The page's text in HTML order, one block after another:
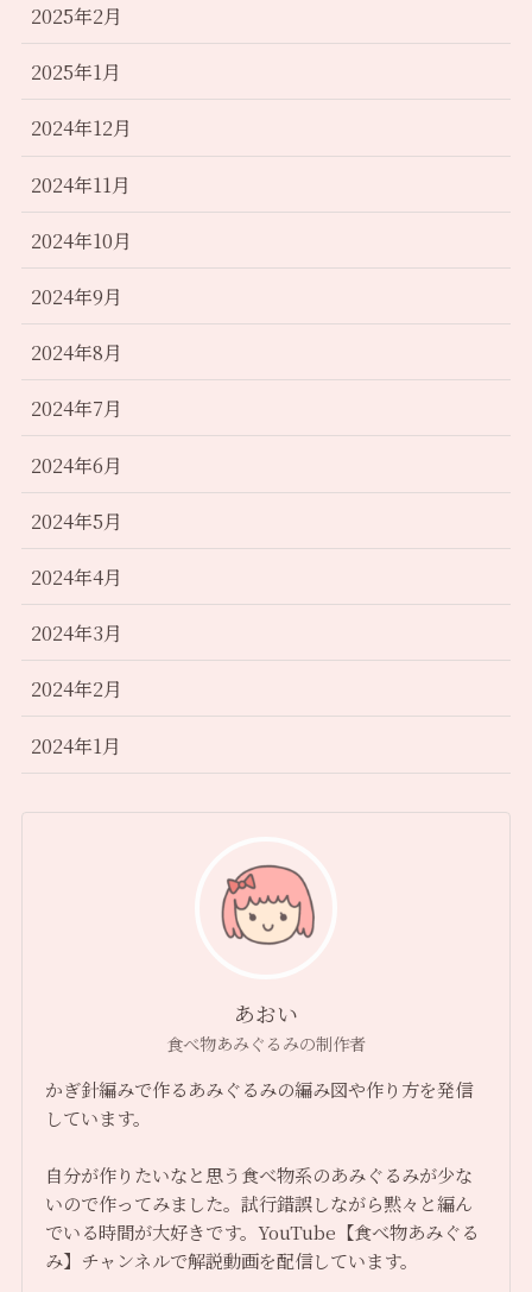
2025年2月
2025年1月
2024年12月
2024年11月
2024年10月
2024年9月
2024年8月
2024年7月
2024年6月
2024年5月
2024年4月
2024年3月
2024年2月
2024年1月
あおい
食べ物あみぐるみの制作者
かぎ針編みで作るあみぐるみの編み図や作り方を発信
しています。
自分が作りたいなと思う食べ物系のあみぐるみが少な
いので作ってみました。試行錯誤しながら黙々と編ん
でいる時間が大好きです。YouTube【食べ物あみぐる
み】チャンネルで解説動画を配信しています。